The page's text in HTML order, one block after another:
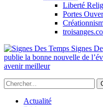
Liberté
Portes
Signes
publie la bonne nouvelle de
avenir meilleur
Actualité